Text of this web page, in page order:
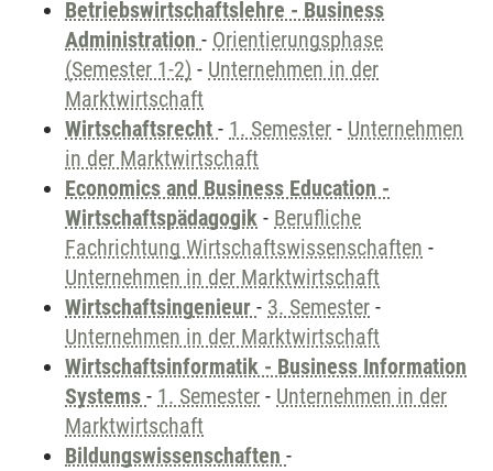
Betriebswirtschaftslehre - Business
Administration - Orientierungsphase
(Semester 1-2) - Unternehmen in der
Marktwirtschaft
Wirtschaftsrecht - 1. Semester - Unternehmen
in der Marktwirtschaft
Economics and Business Education -
Wirtschaftspädagogik - Berufliche
Fachrichtung Wirtschaftswissenschaften -
Unternehmen in der Marktwirtschaft
Wirtschaftsingenieur - 3. Semester -
Unternehmen in der Marktwirtschaft
Wirtschaftsinformatik - Business Information
Systems - 1. Semester - Unternehmen in der
Marktwirtschaft
Bildungswissenschaften -